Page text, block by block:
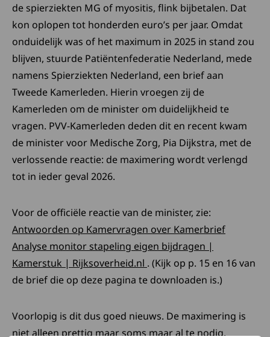
de spierziekten MG of myositis, flink bijbetalen. Dat
kon oplopen tot honderden euro’s per jaar. Omdat
onduidelijk was of het maximum in 2025 in stand zou
blijven, stuurde Patiëntenfederatie Nederland, mede
namens Spierziekten Nederland, een brief aan
Tweede Kamerleden. Hierin vroegen zij de
Kamerleden om de minister om duidelijkheid te
vragen. PVV-Kamerleden deden dit en recent kwam
de minister voor Medische Zorg, Pia Dijkstra, met de
verlossende reactie: de maximering wordt verlengd
tot in ieder geval 2026.
Voor de officiële reactie van de minister, zie:
Antwoorden op Kamervragen over Kamerbrief
Analyse monitor stapeling eigen bijdragen |
Kamerstuk | Rijksoverheid.nl Deze link opent in een
. (Kijk op p. 15 en 16 van
de brief die op deze pagina te downloaden is.)
Voorlopig is dit dus goed nieuws. De maximering is
niet alleen prettig maar soms maar al te nodig.